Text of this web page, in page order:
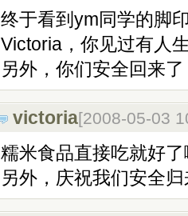
终于看到ym同学的
Victoria，你见过有人
另外，你们安全回来
victoria[2008-05-03
糯米食品直接吃就好
另外，庆祝我们安全